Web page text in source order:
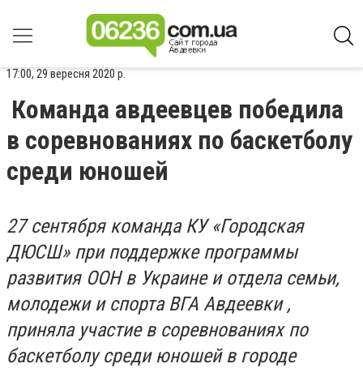
17:00, 29 вересня 2020 р.
Команда авдеевцев победила
в соревнованиях по баскетболу
среди юношей
27 сентября команда КУ «Городская
ДЮСШ» при поддержке программы
развития ООН в Украине и отдела семьи,
молодежи и спорта ВГА Авдеевки ,
приняла участие в соревнованиях по
баскетболу среди юношей в городе